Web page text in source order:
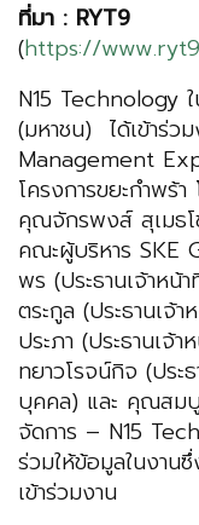
ที่มา : RYT9
(https://
N15 Technology
(มหาชน) ได้เข้าร่
Management
โครงการขยะกำพร้
คุณจักรพงส์ สุเมธโ
คณะผู้บริหาร SKE
พร (ประธานเจ้าห
ตระกูล (ประธานเจ้
ประภา (ประธานเจ้
ทยาวโรจน์กิจ (ประ
บุคคล) และ คุณสม
จัดการ – N15
ร่วมให้ข้อมูลในงาน
เข้าร่วมงาน